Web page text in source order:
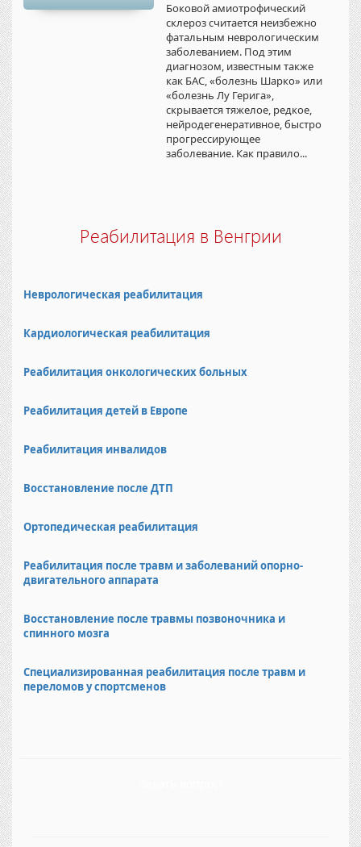
Боковой амиотрофический
склероз считается неизбежно
фатальным неврологическим
заболеванием. Под этим
диагнозом, известным также
как БАС, «болезнь Шарко» или
«болезнь Лу Герига»,
скрывается тяжелое, редкое,
нейродегенеративное, быстро
прогрессирующее
заболевание. Как правило...
Реабилитация в Венгрии
Неврологическая реабилитация
Кардиологическая реабилитация
Реабилитация онкологических больных
Реабилитация детей в Европе
Реабилитация инвалидов
Восстановление после ДТП
Ортопедическая реабилитация
Реабилитация после травм и заболеваний опорно-
двигательного аппарата
Восстановление после травмы позвоночника и
спинного мозга
Специализированная реабилитация после травм и
переломов у спортсменов